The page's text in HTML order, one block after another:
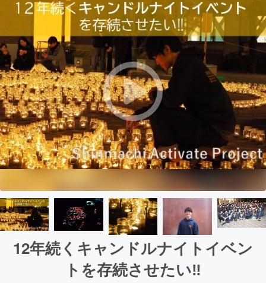
12年続くキャンドルナイトイベン
トを存続させたい‼